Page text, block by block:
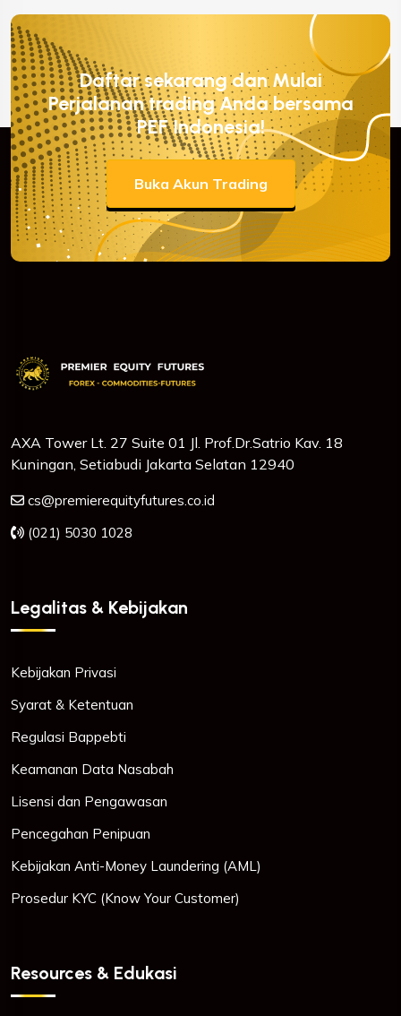
Daftar sekarang dan Mulai
Perjalanan trading Anda bersama
PEF Indonesia!
Buka Akun Trading
AXA Tower Lt. 27 Suite 01 Jl. Prof.Dr.Satrio Kav. 18
Kuningan, Setiabudi Jakarta Selatan 12940
cs@premierequityfutures.co.id
(021) 5030 1028
Legalitas & Kebijakan
Kebijakan Privasi
Syarat & Ketentuan
Regulasi Bappebti
Keamanan Data Nasabah
Lisensi dan Pengawasan
Pencegahan Penipuan
Kebijakan Anti-Money Laundering (AML)
Prosedur KYC (Know Your Customer)
Resources & Edukasi